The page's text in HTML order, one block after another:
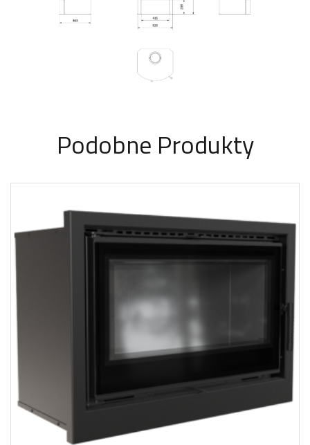
Podobne Produkty